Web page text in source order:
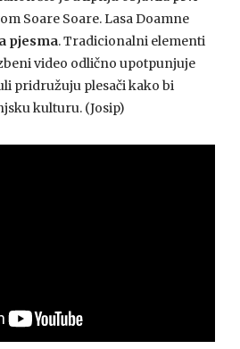
Soare Soare. Lasa Doamne
pjesma. Tradicionalni elementi
video odlično upotpunjuje
pridružuju plesači kako bi
kulturu. (Josip)